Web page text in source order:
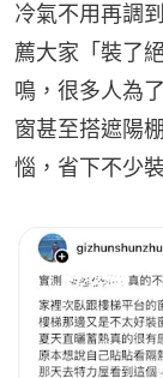
冷氣不用再調
薦大家「裝了
鳴，很多人為
窗甚至搭遮陽
惱，省下不少